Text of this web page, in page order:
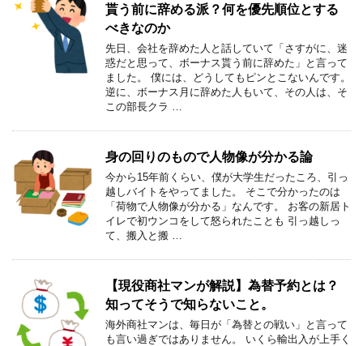
貰う前に辞める派？何を優先順位とする
べきなのか
先日、会社を辞めた人と話していて「さすがに、迷
惑だと思って、ボーナス貰う前に辞めた」と言って
ました。 僕には、どうしてもピンとこないんです。
逆に、ボーナス月に辞めた人もいて、その人は、そ
この部長クラ …
身の回りのもので人物像が分かる論
今から15年前くらい、僕が大学生だったころ、引っ
越しバイトをやってました。 そこで分かったのは
「荷物で人物像が分かる」なんです。 お客の新居ト
イレで初ウンコをして怒られたことも 引っ越しっ
て、搬入と搬 …
【現役商社マンが解説】為替予約とは？
知ってそうで知らないこと。
海外商社マンは、毎日が「為替との戦い」と言って
も言い過ぎではありません。 いくら輸出入が上手く